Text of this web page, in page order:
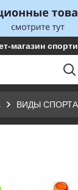
магазин
ВИДЫ СПОРТА